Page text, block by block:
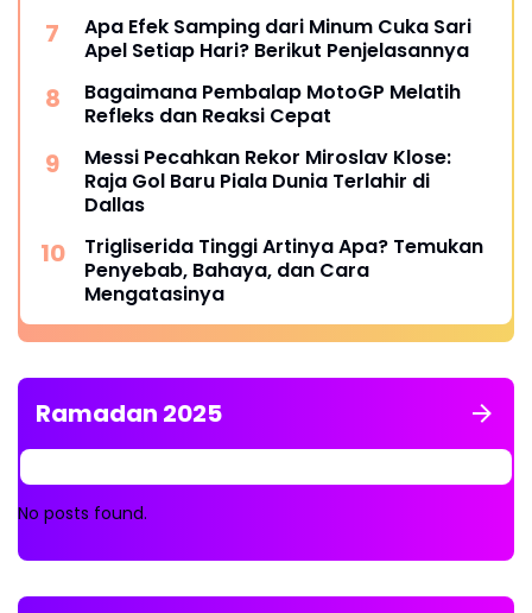
Apa Efek Samping dari Minum Cuka Sari
Apel Setiap Hari? Berikut Penjelasannya
Bagaimana Pembalap MotoGP Melatih
Refleks dan Reaksi Cepat
Messi Pecahkan Rekor Miroslav Klose:
Raja Gol Baru Piala Dunia Terlahir di
Dallas
Trigliserida Tinggi Artinya Apa? Temukan
Penyebab, Bahaya, dan Cara
Mengatasinya
Ramadan 2025
No posts found.